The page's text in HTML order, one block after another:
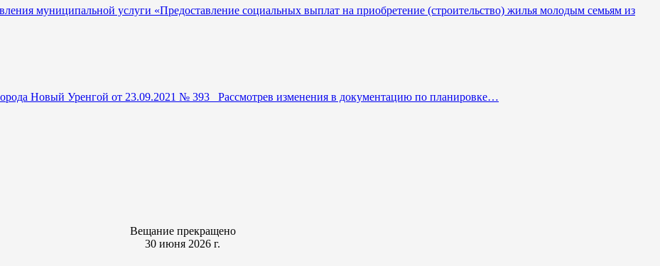
муниципальной услуги «Предоставление социальных выплат на приобретение (строительство) жилья молодым семьям из
Новый Уренгой от 23.09.2021 № 393 Рассмотрев изменения в документацию по планировке…
Вещание прекращено
30 июня 2026 г.